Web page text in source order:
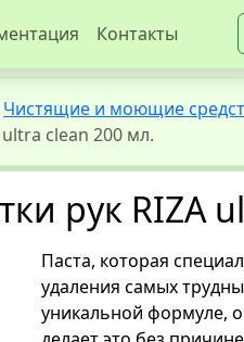
Контакты
Чистящие и моющие
ultra clean 200 мл.
рук RIZA
Паста, которая
удаления самых
уникальной формуле,